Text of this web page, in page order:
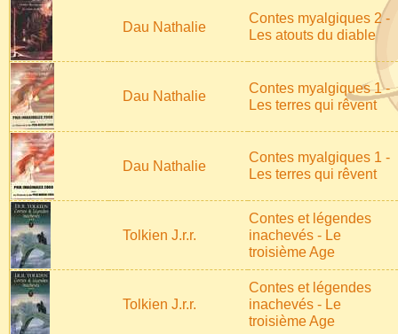
Dau Nathalie
Contes myalgiques 2 -
Les atouts du diable
Dau Nathalie
Contes myalgiques 1 -
Les terres qui rêvent
Dau Nathalie
Contes myalgiques 1 -
Les terres qui rêvent
Tolkien J.r.r.
Contes et légendes
inachevés - Le
troisième Age
Tolkien J.r.r.
Contes et légendes
inachevés - Le
troisième Age